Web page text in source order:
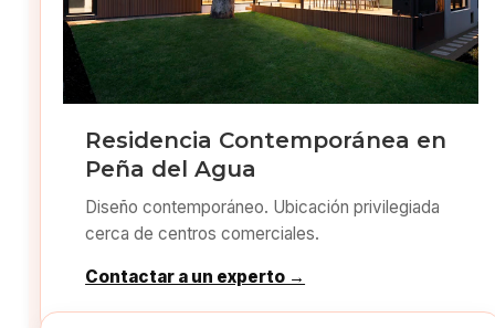
Residencia Contemporánea en
Peña del Agua
Diseño contemporáneo. Ubicación privilegiada
cerca de centros comerciales.
Contactar a un experto →